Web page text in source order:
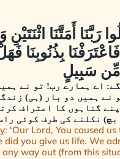
رَبَّنَا أَمَتَّنَا اثْنَتَيْنِ
فَاعْتَرَفْنَا بِذُنُوبِنَا
سَبِيلٍ
اے ہمارے رب! تو نے
نے ہمیں دو بار (ہی)
گناہوں کا اعتراف
بچ) نکلنے کی طرف کوئی
‘Our Lord, You caused us
did you give us life. We
any way out (from this